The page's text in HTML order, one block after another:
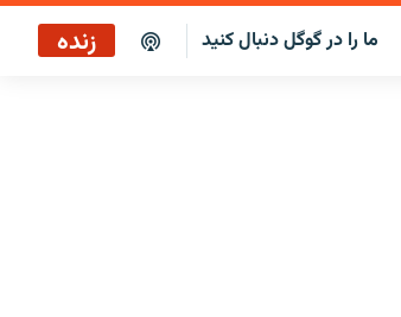
ما را در گوگل دنبال کنید زنده